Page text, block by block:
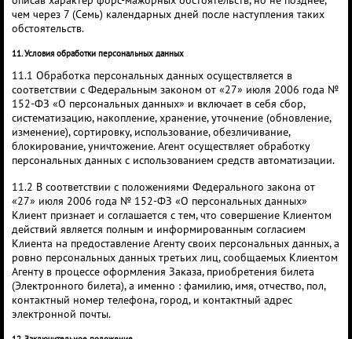
чем через 7 (Семь) календарных дней после наступления таких
обстоятельств.
11. Условия обработки персональных данных
11.1 Обработка персональных данных осуществляется в
соответствии с Федеральным законом от «27» июля 2006 года №
152-ФЗ «О персональных данных» и включает в себя сбор,
систематизацию, накопление, хранение, уточнение (обновление,
изменение), сортировку, использование, обезличивание,
блокирование, уничтожение. Агент осуществляет обработку
персональных данных с использованием средств автоматизации.
11.2 В соответствии с положениями Федерального закона от
«27» июля 2006 года № 152-ФЗ «О персональных данных»
Клиент признает и соглашается с тем, что совершение Клиентом
действий является полным и информированным согласием
Клиента на предоставление Агенту своих персональных данных, а
ровно персональных данных третьих лиц, сообщаемых Клиентом
Агенту в процессе оформления Заказа, приобретения билета
(Электронного билета), а именно : фамилию, имя, отчество, пол,
контактный номер телефона, город, и контактный адрес
электронной почты.